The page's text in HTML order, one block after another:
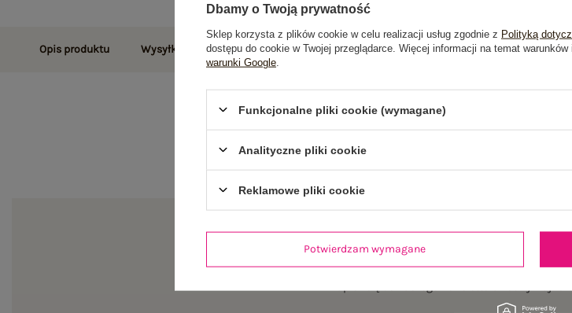
Opis produktu Wysyłka i dostawa Zwroty i reklamacje Opinie o produkcie(3)
Dbamy o Twoją prywatność
Sklep korzysta z plików cookie w celu realizacji usług zgodnie z Polityką
dostępu do cookie w Twojej przeglądarce. Więcej informacji na temat
warunki Google
Funkcjonalne pliki cookie (wymagane)
Analityczne pliki cookie
Reklamowe pliki cookie
Potwierdzam wymagane